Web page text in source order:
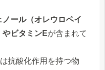
ノール（オレウロペイ
やビタミンEが含まれて
抗酸化作用を持つ物